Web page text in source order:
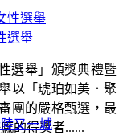
選舉
選舉」頒獎典禮暨
以「琥珀如美．聚
團的嚴格甄選，最
的得獎者......